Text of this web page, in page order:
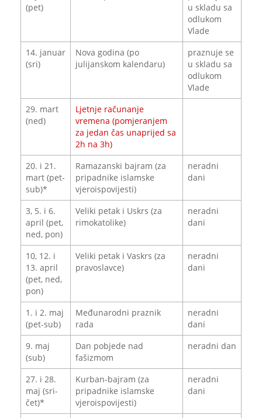
(pet)
u skladu sa
odlukom
Vlade
14. januar
(sri)
Nova godina (po
julijanskom kalendaru)
praznuje se
u skladu sa
odlukom
Vlade
29. mart
(ned)
Ljetnje računanje
vremena (pomjeranjem
za jedan čas unaprijed sa
2h na 3h)
20. i 21.
mart (pet-
sub)*
Ramazanski bajram (za
pripadnike islamske
vjeroispovijesti)
neradni
dani
3, 5. i 6.
april (pet,
ned, pon)
Veliki petak i Uskrs (za
rimokatolike)
neradni
dani
10, 12. i
13. april
(pet, ned,
pon)
Veliki petak i Vaskrs (za
pravoslavce)
neradni
dani
1. i 2. maj
(pet-sub)
Međunarodni praznik
rada
neradni
dani
9. maj
(sub)
Dan pobjede nad
fašizmom
neradni dan
27. i 28.
maj (sri-
čet)*
Kurban-bajram (za
pripadnike islamske
vjeroispovijesti)
neradni
dani